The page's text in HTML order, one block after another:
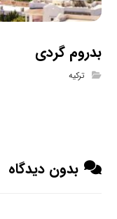
بدروم گردی
ترکیه
بدون دیدگاه